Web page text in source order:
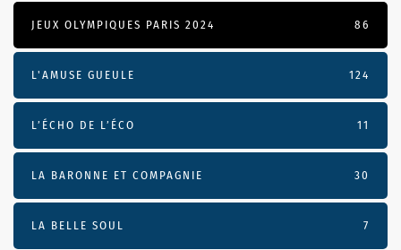
JEUX OLYMPIQUES PARIS 2024 86
L'AMUSE GUEULE 124
L’ÉCHO DE L’ÉCO 11
LA BARONNE ET COMPAGNIE 30
LA BELLE SOUL 7